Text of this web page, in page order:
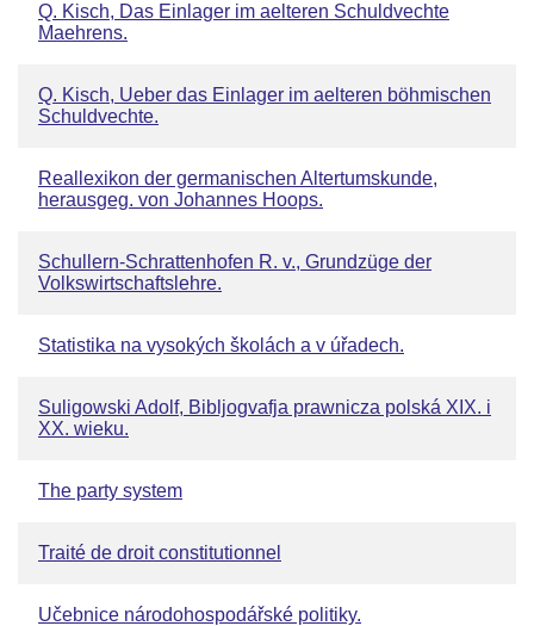
Q. Kisch, Das Einlager im aelteren Schuldvechte
Maehrens.
Q. Kisch, Ueber das Einlager im aelteren böhmischen
Schuldvechte.
Reallexikon der germanischen Altertumskunde,
herausgeg. von Johannes Hoops.
Schullern-Schrattenhofen R. v., Grundzüge der
Volkswirtschaftslehre.
Statistika na vysokých školách a v úřadech.
Suligowski Adolf, Bibljogvafja prawnicza polská XIX. i
XX. wieku.
The party system
Traité de droit constitutionnel
Učebnice národohospodářské politiky.